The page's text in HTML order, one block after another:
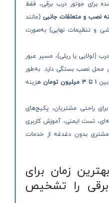
برای موتور درب برقی، فقط
نصب و متعلقات جانبی (مانند
و تنظیمات نهایی) به‌صورت
(لولایی یا ریلی)، مسیر عبور
محل نصب بستگی دارد. به‌طور
۱ تا ۳ میلیون تومان
هزینه
برای راحتی مشتریان، پکیج‌های
تست ایمنی، آموزش کاربری
مشتری بدون دغدغه از خدمات
زمان برای
را تشخیص